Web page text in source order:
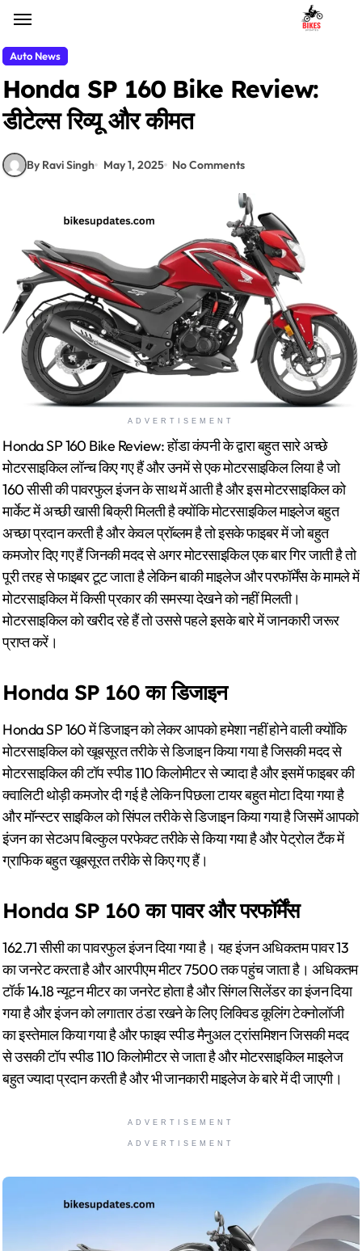
content
Auto News
Honda SP 160 Bike Review:
डीटेल्स रिव्यू और कीमत
By Ravi Singh May 1, 2025 No Comments
ADVERTISEMENT
Honda SP 160 Bike Review: होंडा कंपनी के द्वारा बहुत सारे अच्छे
मोटरसाइकिल लॉन्च किए गए हैं और उनमें से एक मोटरसाइकिल लिया है जो
160 सीसी की पावरफुल इंजन के साथ में आती है और इस मोटरसाइकिल को
मार्केट में अच्छी खासी बिक्री मिलती है क्योंकि मोटरसाइकिल माइलेज बहुत
अच्छा प्रदान करती है और केवल प्रॉब्लम है तो इसके फाइबर में जो बहुत
कमजोर दिए गए हैं जिनकी मदद से अगर मोटरसाइकिल एक बार गिर जाती है तो
पूरी तरह से फाइबर टूट जाता है लेकिन बाकी माइलेज और परफॉर्मेंस के मामले में
मोटरसाइकिल में किसी प्रकार की समस्या देखने को नहीं मिलती।
मोटरसाइकिल को खरीद रहे हैं तो उससे पहले इसके बारे में जानकारी जरूर
प्राप्त करें।
Honda SP 160 का डिजाइन
Honda SP 160 में डिजाइन को लेकर आपको हमेशा नहीं होने वाली क्योंकि
मोटरसाइकिल को खूबसूरत तरीके से डिजाइन किया गया है जिसकी मदद से
मोटरसाइकिल की टॉप स्पीड 110 किलोमीटर से ज्यादा है और इसमें फाइबर की
क्वालिटी थोड़ी कमजोर दी गई है लेकिन पिछला टायर बहुत मोटा दिया गया है
और मॉन्स्टर साइकिल को सिंपल तरीके से डिजाइन किया गया है जिसमें आपको
इंजन का सेटअप बिल्कुल परफेक्ट तरीके से किया गया है और पेट्रोल टैंक में
ग्राफिक बहुत खूबसूरत तरीके से किए गए हैं।
Honda SP 160 का पावर और परफॉर्मेंस
162.71 सीसी का पावरफुल इंजन दिया गया है। यह इंजन अधिकतम पावर 13
का जनरेट करता है और आरपीएम मीटर 7500 तक पहुंच जाता है। अधिकतम
टॉर्क 14.18 न्यूटन मीटर का जनरेट होता है और सिंगल सिलेंडर का इंजन दिया
गया है और इंजन को लगातार ठंडा रखने के लिए लिक्विड कूलिंग टेक्नोलॉजी
का इस्तेमाल किया गया है और फाइव स्पीड मैनुअल ट्रांसमिशन जिसकी मदद
से उसकी टॉप स्पीड 110 किलोमीटर से जाता है और मोटरसाइकिल माइलेज
बहुत ज्यादा प्रदान करती है और भी जानकारी माइलेज के बारे में दी जाएगी।
ADVERTISEMENT
ADVERTISEMENT